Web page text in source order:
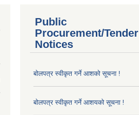
Public
Procurement/Tender
Notices
बोलपत्र स्वीकृत गर्ने आशको सूचना !
बोलपत्र स्वीकृत गर्ने आशयको सूचना !